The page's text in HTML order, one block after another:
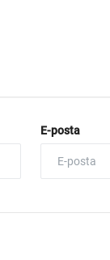
E-posta